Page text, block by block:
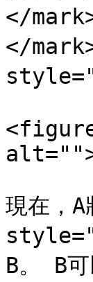
</
</
現在，
B。 B